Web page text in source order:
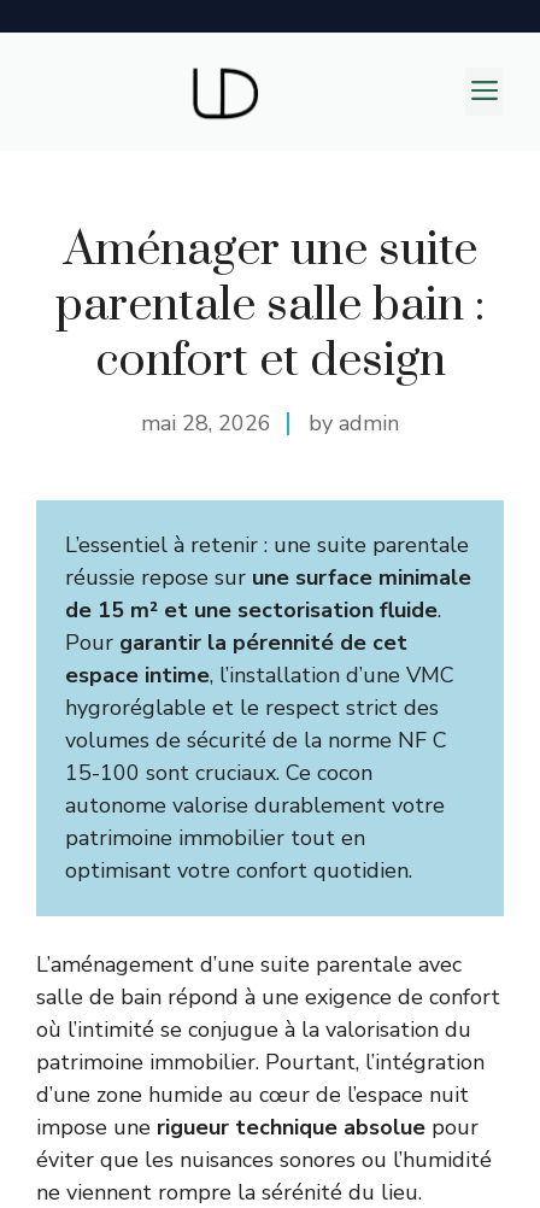
Aménager une suite
parentale salle bain :
confort et design
mai 28, 2026 by admin
L’essentiel à retenir : une suite parentale
réussie repose sur une surface minimale
de 15 m² et une sectorisation fluide.
Pour garantir la pérennité de cet
espace intime, l’installation d’une VMC
hygroréglable et le respect strict des
volumes de sécurité de la norme NF C
15-100 sont cruciaux. Ce cocon
autonome valorise durablement votre
patrimoine immobilier tout en
optimisant votre confort quotidien.
L’aménagement d’une suite parentale avec
salle de bain répond à une exigence de confort
où l’intimité se conjugue à la valorisation du
patrimoine immobilier. Pourtant, l’intégration
d’une zone humide au cœur de l’espace nuit
impose une rigueur technique absolue pour
éviter que les nuisances sonores ou l’humidité
ne viennent rompre la sérénité du lieu.